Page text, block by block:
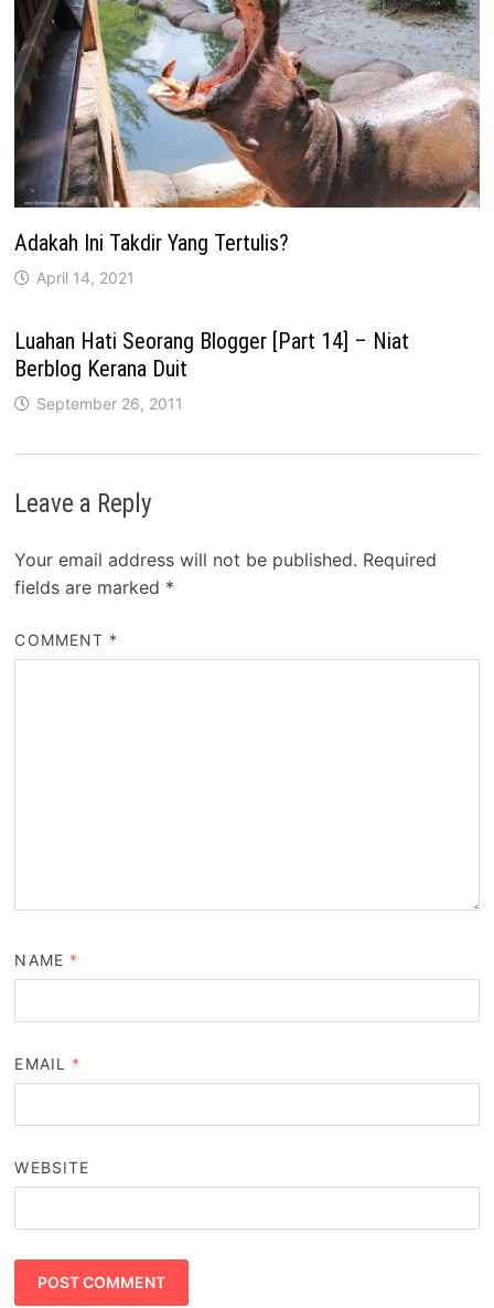
Adakah Ini Takdir Yang Tertulis?
April 14, 2021
Luahan Hati Seorang Blogger [Part 14] – Niat
Berblog Kerana Duit
September 26, 2011
Leave a Reply
Your email address will not be published. Required
fields are marked *
COMMENT *
NAME *
EMAIL *
WEBSITE